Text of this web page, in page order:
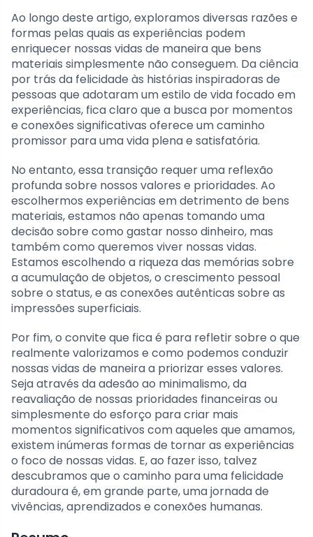
Ao longo deste artigo, exploramos diversas razões e
formas pelas quais as experiências podem
enriquecer nossas vidas de maneira que bens
materiais simplesmente não conseguem. Da ciência
por trás da felicidade às histórias inspiradoras de
pessoas que adotaram um estilo de vida focado em
experiências, fica claro que a busca por momentos
e conexões significativas oferece um caminho
promissor para uma vida plena e satisfatória.
No entanto, essa transição requer uma reflexão
profunda sobre nossos valores e prioridades. Ao
escolhermos experiências em detrimento de bens
materiais, estamos não apenas tomando uma
decisão sobre como gastar nosso dinheiro, mas
também como queremos viver nossas vidas.
Estamos escolhendo a riqueza das memórias sobre
a acumulação de objetos, o crescimento pessoal
sobre o status, e as conexões autênticas sobre as
impressões superficiais.
Por fim, o convite que fica é para refletir sobre o que
realmente valorizamos e como podemos conduzir
nossas vidas de maneira a priorizar esses valores.
Seja através da adesão ao minimalismo, da
reavaliação de nossas prioridades financeiras ou
simplesmente do esforço para criar mais
momentos significativos com aqueles que amamos,
existem inúmeras formas de tornar as experiências
o foco de nossas vidas. E, ao fazer isso, talvez
descubramos que o caminho para uma felicidade
duradoura é, em grande parte, uma jornada de
vivências, aprendizados e conexões humanas.